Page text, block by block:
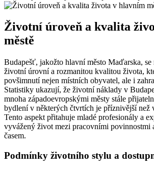
Životní úroveň a kvalita
městě
Budapešť, jakožto hlavní město Maďarska,
životní úrovní a rozmanitou kvalitou života,
povšimnutí nejen místních obyvatel, ale i
Statistiky ukazují, že životní náklady v
mnoha západoevropskými městy stále
bydlení v některých čtvrtích je příznivější než
Tento aspekt přitahuje mladé profesionály a
vyvážený život mezi pracovními povinnostmi
časem.
Podmínky životního stylu a